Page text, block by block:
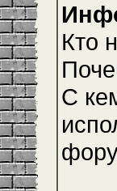
Кто
С